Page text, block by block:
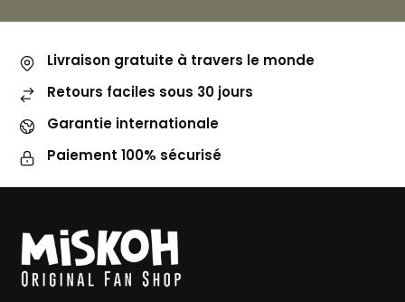
Livraison gratuite à travers le monde
Retours faciles sous 30 jours
Garantie internationale
Paiement 100% sécurisé